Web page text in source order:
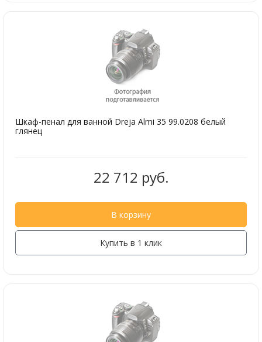
Шкаф-пенал для ванной Dreja Almi 35 99.0208 белый
глянец
22 712 руб.
В корзину
Купить в 1 клик